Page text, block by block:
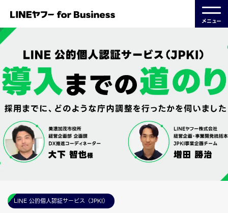
メニュー
LINE 公的個人認証サービス（JPKI）